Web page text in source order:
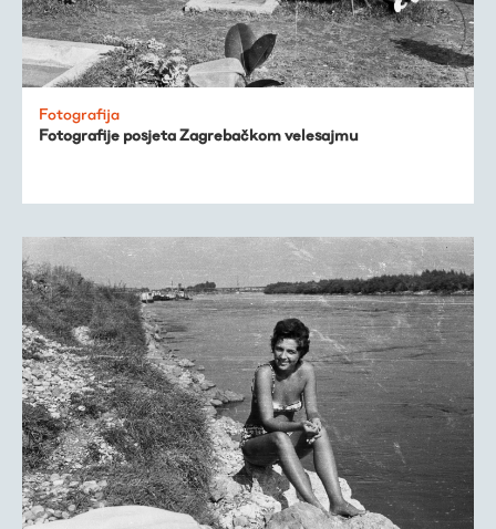
Fotografija
Fotografije posjeta Zagrebačkom velesajmu